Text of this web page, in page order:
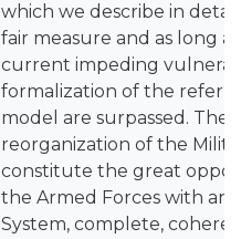
which we describe in
fair measure and as long
current impeding
formalization of the
model are surpassed. The
reorganization of the
constitute the great
the Armed Forces with an
System, complete,